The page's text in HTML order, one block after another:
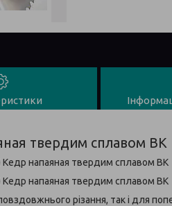
твердим сплавом ВК
різання, так і для